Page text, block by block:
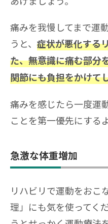
痛みを我慢してまで運
うと、 症状が悪化する
た、無意識に痛む部分
関節にも負担をかけて
痛みを感じたら一度運
ことを第一優先にする
急激な体重増加
リハビリで運動をおこ
理」にも気を使ってく